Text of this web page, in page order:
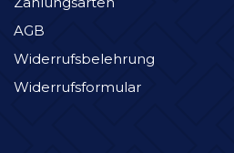
AGB
Widerrufsbelehrung
Widerrufsformular